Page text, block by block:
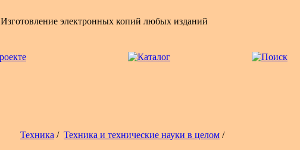
Изготовление электронных копий любых изданий
Техника / Техника и технические науки в целом /